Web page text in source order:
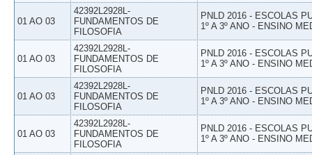
01 AO 03
42392L2928L-
FUNDAMENTOS DE
FILOSOFIA
PNLD 2016 - ESCOLAS
1º A 3º ANO - ENSINO
01 AO 03
42392L2928L-
FUNDAMENTOS DE
FILOSOFIA
PNLD 2016 - ESCOLAS
1º A 3º ANO - ENSINO
01 AO 03
42392L2928L-
FUNDAMENTOS DE
FILOSOFIA
PNLD 2016 - ESCOLAS
1º A 3º ANO - ENSINO
01 AO 03
42392L2928L-
FUNDAMENTOS DE
FILOSOFIA
PNLD 2016 - ESCOLAS
1º A 3º ANO - ENSINO